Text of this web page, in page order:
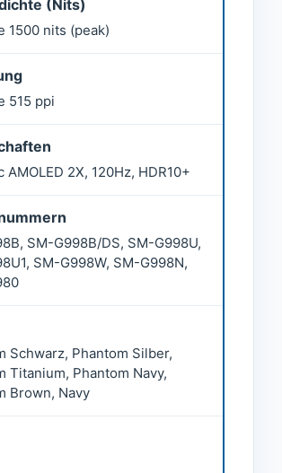
(Nits)
1500 nits (peak)
515 ppi
AMOLED 2X, 120Hz, HDR10+
SM-G998B/DS, SM-G998U,
SM-G998W, SM-G998N,
Schwarz, Phantom Silber,
Titanium, Phantom Navy,
Brown, Navy